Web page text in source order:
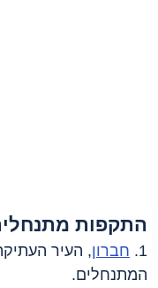
התקפות
1. חברון, העיר
המתנחלים.